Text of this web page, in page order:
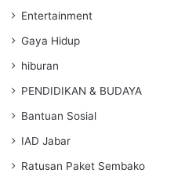
Entertainment
Gaya Hidup
hiburan
PENDIDIKAN & BUDAYA
Bantuan Sosial
IAD Jabar
Ratusan Paket Sembako